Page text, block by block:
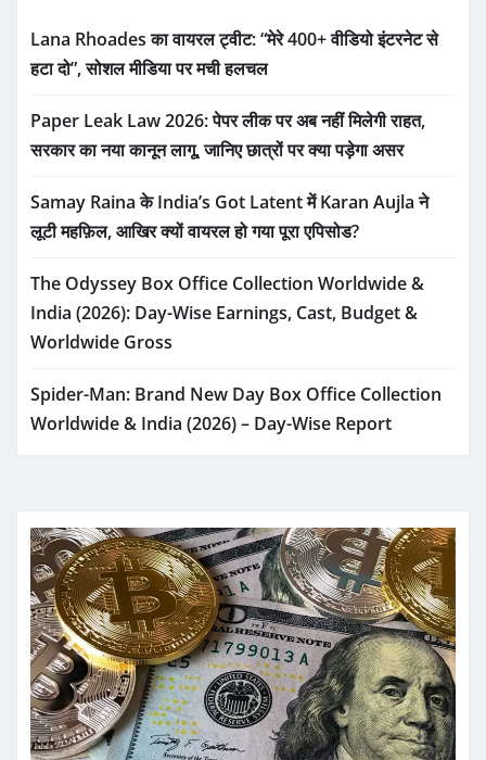
Lana Rhoades का वायरल ट्वीट: “मेरे 400+ वीडियो इंटरनेट से
हटा दो”, सोशल मीडिया पर मची हलचल
Paper Leak Law 2026: पेपर लीक पर अब नहीं मिलेगी राहत,
सरकार का नया कानून लागू, जानिए छात्रों पर क्या पड़ेगा असर
Samay Raina के India’s Got Latent में Karan Aujla ने
लूटी महफ़िल, आखिर क्यों वायरल हो गया पूरा एपिसोड?
The Odyssey Box Office Collection Worldwide &
India (2026): Day-Wise Earnings, Cast, Budget &
Worldwide Gross
Spider-Man: Brand New Day Box Office Collection
Worldwide & India (2026) – Day-Wise Report